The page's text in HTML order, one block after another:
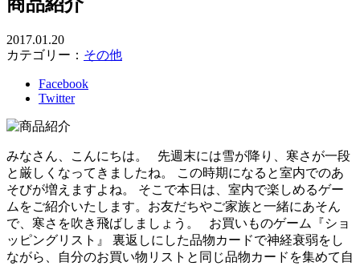
2017.01.20
カテゴリー： その他
Facebook
Twitter
みなさん、こんにちは。 先週末には雪が降り、寒さが一段
と厳しくなってきましたね。 この時期になると室内でのあ
そびが増えますよね。 そこで本日は、室内で楽しめるゲー
ムをご紹介いたします。お友だちやご家族と一緒にあそん
で、寒さを吹き飛ばしましょう。 お買いものゲーム『ショ
ッピングリスト』 裏返しにした品物カードで神経衰弱をし
ながら、自分のお買い物リストと同じ品物カードを集めて自